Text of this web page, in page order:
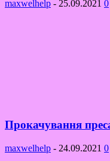
maxwelhelp - 25.09.2021 0
Прокачування
maxwelhelp - 24.09.2021 0